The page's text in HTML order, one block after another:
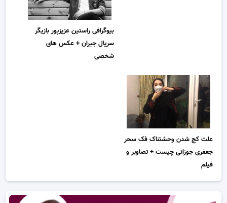
بیوگرافی راستین عزیزپور بازیگر
سریال جیران + عکس های
شخصی
علت کج شدن وحشتناک فک سحر
جعفری جوزانی چیست + تصاویر و
فیلم